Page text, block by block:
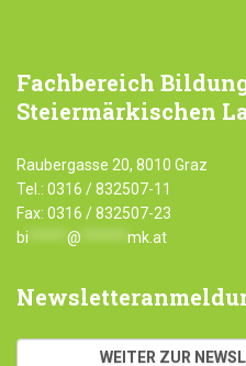
Fachbereich
Steiermärkischen
Raubergasse 20, 8010 Graz
Tel.: 0316 / 832507-11
Fax: 0316 / 832507-23
bi
@ mk.at
WEITER ZUR